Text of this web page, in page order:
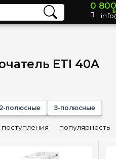
ETI 40A
2-полюсные 3-полюсные
популярность
0 800